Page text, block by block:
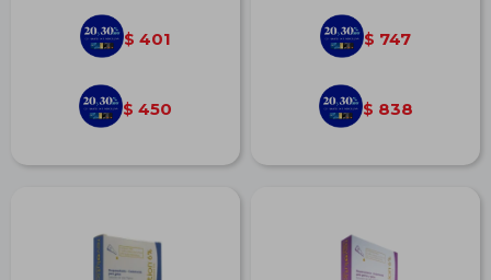
$ 401
$ 450
$ 747
$ 838